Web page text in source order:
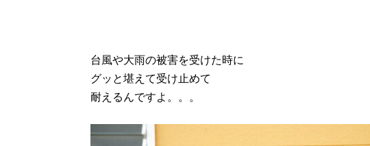
台風や大雨の被害を受けた時に
グッと堪えて受け止めて
耐えるんですよ。。。